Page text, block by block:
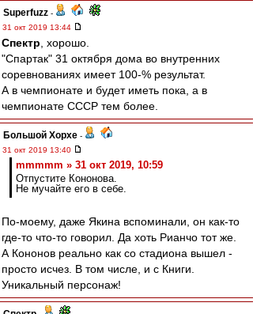
Superfuzz -
31 окт 2019 13:44
Спектр , хорошо.
"Спартак" 31 октября дома во внутренних
соревнованиях имеет 100-% результат.
А в чемпионате и будет иметь пока, а в
чемпионате СССР тем более.
Большой Хорхе -
31 окт 2019 13:40
mmmmm » 31 окт 2019, 10:59
Отпустите Кононова.
Не мучайте его в себе.
По-моему, даже Якина вспоминали, он как-то
где-то что-то говорил. Да хоть Рианчо тот же.
А Кононов реально как со стадиона вышел -
просто исчез. В том числе, и с Книги.
Уникальный персонаж!